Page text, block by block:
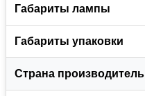
Габариты лампы
Габариты упаковки
Страна производитель